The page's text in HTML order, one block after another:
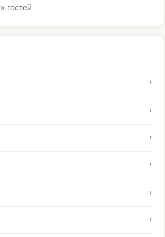
гостей.
›
›
›
›
›
›